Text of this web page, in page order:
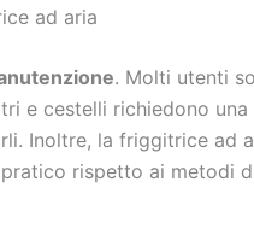
ad aria
. Molti utenti
e cestelli richiedono
Inoltre, la friggitrice ad
rispetto ai metodi